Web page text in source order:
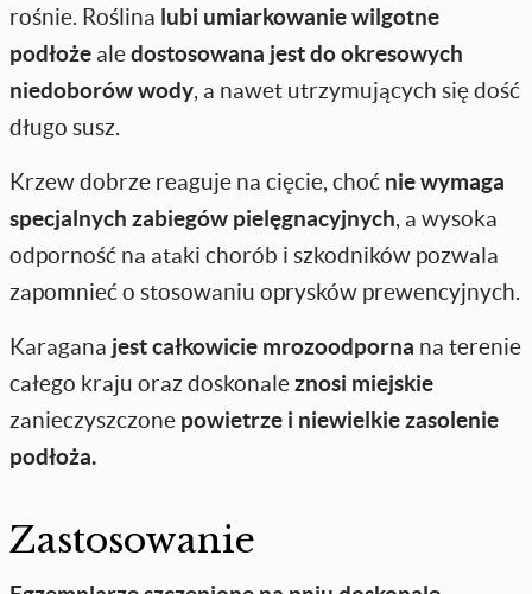
rośnie. Roślina lubi umiarkowanie wilgotne
podłoże aledostosowana jest do okresowych
niedoborów wody, a nawet utrzymujących się dość
długo susz.
Krzew dobrze reaguje na cięcie, choć nie wymaga
specjalnych zabiegów pielęgnacyjnych, a wysoka
odporność na ataki chorób i szkodników pozwala
zapomnieć o stosowaniu oprysków prewencyjnych.
Karagana jest całkowicie mrozoodporna na terenie
całego kraju oraz doskonaleznosi miejskie
zanieczyszczone powietrze i niewielkie zasolenie
podłoża.
Zastosowanie